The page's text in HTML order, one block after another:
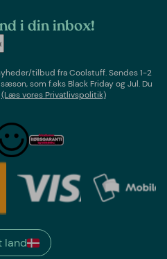
i din inbox!
tilbud fraCoolstuff. Sendes 1-2
som f.eks Black Friday og Jul. Du
(Læs vores Privatlivspolitik)
land